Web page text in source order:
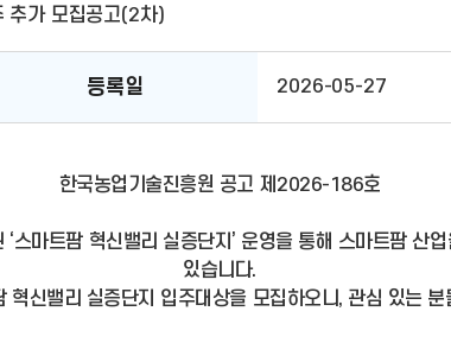
추가 모집공고(2차)
등록일 2026-05-27
한국농업기술진흥원 공고 제2026-186호
스마트팜 혁신밸리 실증단지’ 운영을 통해 스마트팜 산
있습니다.
신밸리 실증단지 입주대상을 모집하오니, 관심 있는